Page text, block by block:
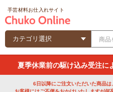
手芸材料お仕入れサイト
夏季休業前の駆け込み受注に
6日以降にご注文いただいた商品は